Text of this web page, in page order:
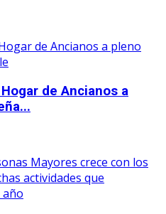
de Ancianos a